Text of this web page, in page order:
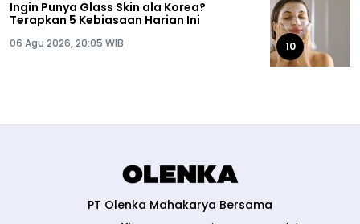
Ingin Punya Glass Skin ala Korea?
Terapkan 5 Kebiasaan Harian Ini
06 Agu 2026, 20:05 WIB 10
PT Olenka Mahakarya Bersama